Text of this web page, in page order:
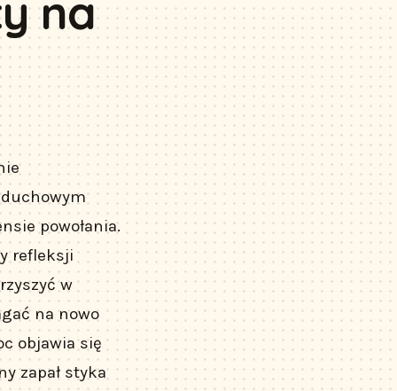
na
powołania.
refleksji
w
na nowo
objawia się
zapał styka